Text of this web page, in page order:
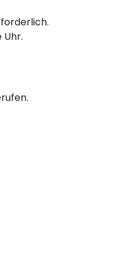
Uhr.